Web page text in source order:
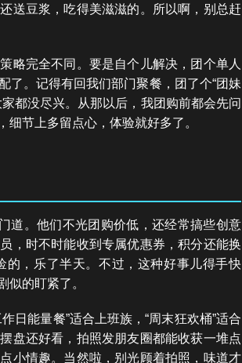
送豆浆，吃得美滋滋的。所以啊，别总赶
略完全不同。要是自个儿解决，团个单人
了。记得有回我们部门聚餐，团了个“团妹
都没尽兴。从那以后，我团购前都会先问
节上多留点心，体验就好多了。
道。他们不光团购价低，还经常搞些创意
，时不时能收到专属优惠券，积分还能换
，乐了半天。不过，这种好事儿得手快
的盯紧了。
日能量餐”适合上班族，“周末狂欢桶”适合
盘还好看，拍照发朋友圈都能收获一堆点
小情趣。当然啦，别光顾着拍照，味道才